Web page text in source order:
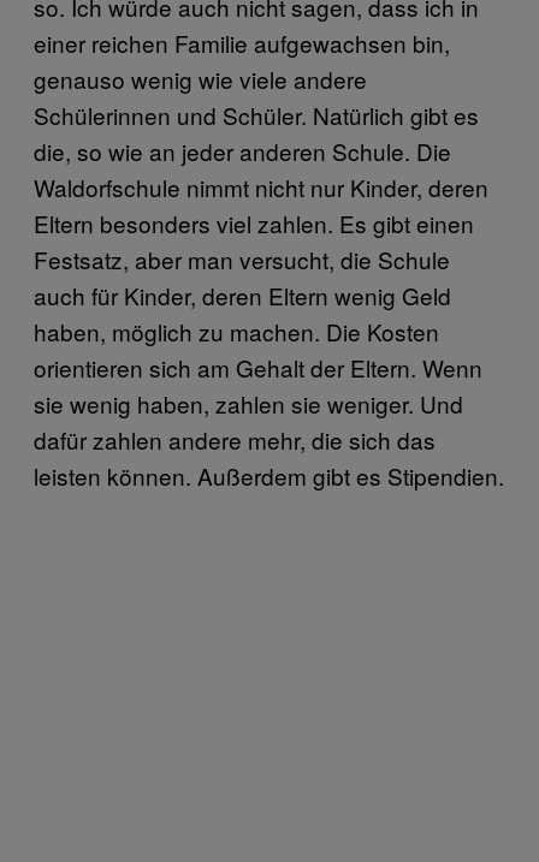
einer reichen Familie aufgewachsen bin,
genauso wenig wie viele andere
Schülerinnen und Schüler. Natürlich gibt es
die, so wie an jeder anderen Schule. Die
Waldorfschule nimmt nicht nur Kinder, deren
Eltern besonders viel zahlen. Es gibt einen
Festsatz, aber man versucht, die Schule
auch für Kinder, deren Eltern wenig Geld
haben, möglich zu machen. Die Kosten
orientieren sich am Gehalt der Eltern. Wenn
sie wenig haben, zahlen sie weniger. Und
dafür zahlen andere mehr, die sich das
leisten können. Außerdem gibt es Stipendien.